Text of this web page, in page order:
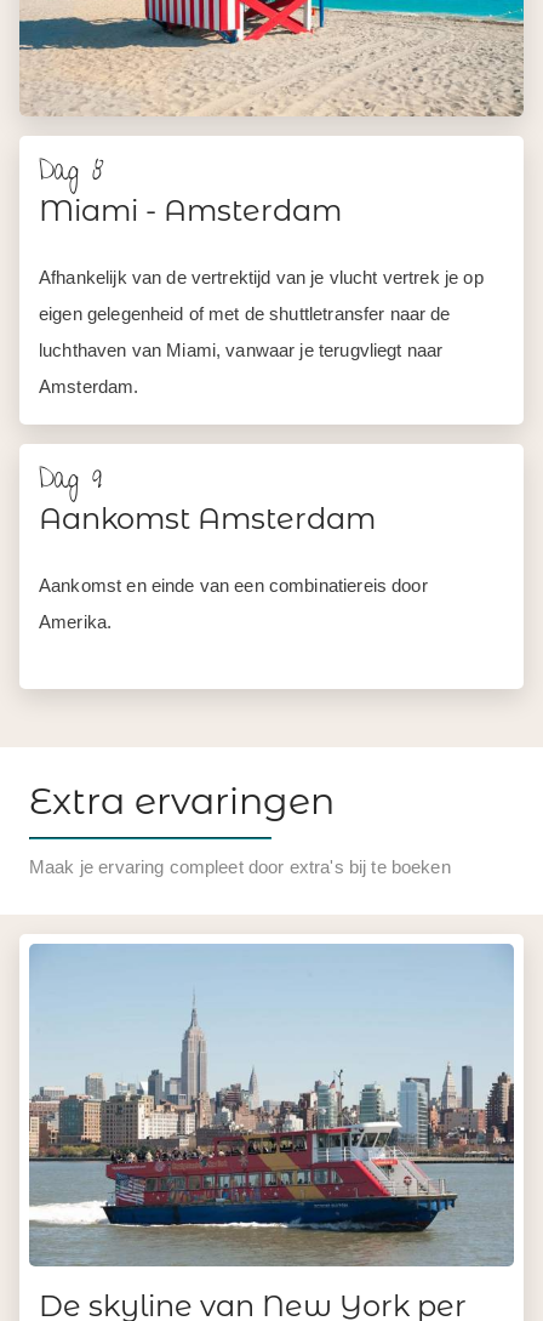
Dag 8
Miami - Amsterdam
Afhankelijk van de vertrektijd van je vlucht vertrek je op
eigen gelegenheid of met de shuttletransfer naar de
luchthaven van Miami, vanwaar je terugvliegt naar
Amsterdam.
Dag 9
Aankomst Amsterdam
Aankomst en einde van een combinatiereis door
Amerika.
Extra ervaringen
Maak je ervaring compleet door extra's bij te boeken
De skyline van New York per